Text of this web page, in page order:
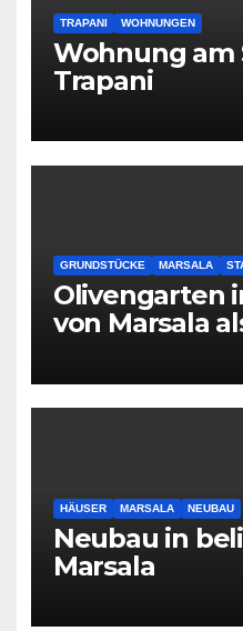
TRAPANI WOHNUNGEN
Wohnung am
Trapani
GRUNDSTÜCKE MARSALA
Olivengarten
von Marsala
HÄUSER MARSALA NEUBAU
Neubau in
Marsala